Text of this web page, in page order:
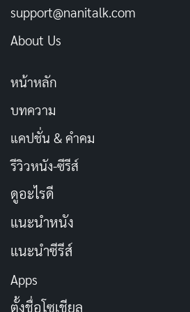
Paulie ไม่ใช่แค่ตัวร้ายที่แข็งแกร่ง
ของความท้าทายที่ Reacher ต้องเ
แข็งแกร่งกว่าเขาได้อย่างไร
Reacher ซีซั่น 3 ยังคงเป็นซีรีส์ที่ให้
แปลกใหม่มากนัก แต่ความสนุกและค
Alan Ritchson ยังคงเป็น Jack
และการเพิ่มทีมงานใหม่ๆ ก็ช่วยเติมสี
สำหรับแฟนๆ ที่รอคอยการกลับมาข
ไม่ทำให้คุณผิดหวัง มันคือการผจญภั
ความลึกลับ และความท้าทายใหม่ๆ
support@nanitalk.com
About Us
หน้าหลัก
บทความ
แคปชั่น & คำคม
รีวิวหนัง-ซีรีส์
ดูอะไรดี
แนะนำหนัง
แนะนำซีรีส์
Apps
ตั้งชื่อโซเชียล